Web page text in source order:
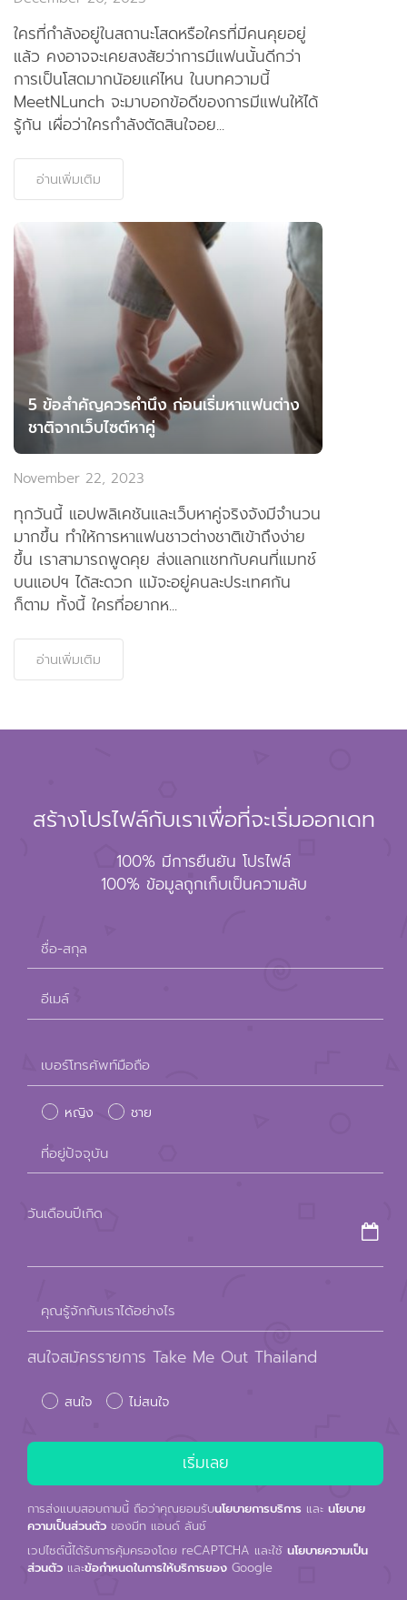
ใครที่กำลังอยู่ในสถานะโสดหรือใครที่มีคนคุยอยู่
แล้ว คงอาจจะเคยสงสัยว่าการมีแฟนนั้นดีกว่า
การเป็นโสดมากน้อยแค่ไหน ในบทความนี้
MeetNLunch จะมาบอกข้อดีของการมีแฟนให้ได้
รู้กัน เผื่อว่าใครกำลังตัดสินใจอย...
อ่านเพิ่มเติม
5 ข้อสำคัญควรคำนึง ก่อนเริ่มหาแฟนต่าง
ชาติจากเว็บไซต์หาคู่
November 22, 2023
ทุกวันนี้ แอปพลิเคชันและเว็บหาคู่จริงจังมีจำนวน
มากขึ้น ทำให้การหาแฟนชาวต่างชาติเข้าถึงง่าย
ขึ้น เราสามารถพูดคุย ส่งแลกแชทกับคนที่แมทช์
บนแอปฯ ได้สะดวก แม้จะอยู่คนละประเทศกัน
ก็ตาม ทั้งนี้ ใครที่อยากห...
อ่านเพิ่มเติม
สร้างโปรไฟล์กับเราเพื่อที่จะเริ่มออกเดท
100% มีการยืนยัน โปรไฟล์
100% ข้อมูลถูกเก็บเป็นความลับ
ชื่อ-สกุล
อีเมล์
leave
this
field
empty.
เบอร์โทรศัพท์มือถือ
หญิง ชาย
ที่อยู่ปัจจุบัน
วันเดือนปีเกิด
คุณรู้จักกับเราได้อย่างไร
สนใจสมัครรายการ Take Me Out Thailand
สนใจ ไม่สนใจ
การส่งแบบสอบถามนี้ ถือว่าคุณยอมรับนโยบายการบริการ และ นโยบาย
ความเป็นส่วนตัว ของมีท แอนด์ ลันช์
เวปไซต์นี้ได้รับการคุ้มครองโดย reCAPTCHA และใช้ นโยบายความเป็น
ส่วนตัว และข้อกำหนดในการให้บริการของ Google